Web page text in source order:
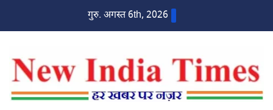
गुरु. अगस्त 6th, 2026